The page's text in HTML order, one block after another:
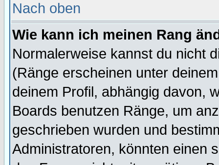
Nach oben
Wie kann ich meinen Rang
Normalerweise kannst du nicht
(Ränge erscheinen unter
deinem Profil, abhängig davon,
Boards benutzen Ränge, um
geschrieben wurden und
Administratoren, könnten einen